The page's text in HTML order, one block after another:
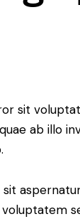
sit
ab illo